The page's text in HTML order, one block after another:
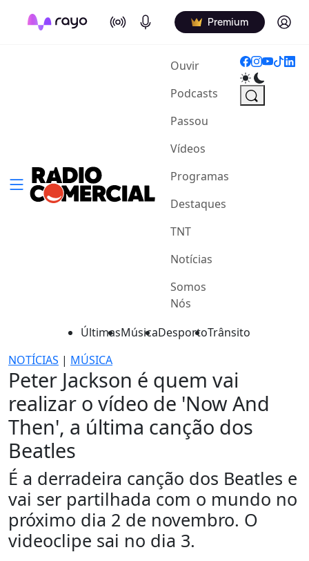
On Air Podcasts Premium Log in
Ouvir(current)
Podcasts
Passou
Vídeos
Programas
Destaques
TNT
Notícias
Somos
Nós
ÚltimasMúsicaDesportoTrânsito
NOTÍCIAS | MÚSICA
Peter Jackson é quem vai
realizar o vídeo de 'Now And
Then', a última canção dos
Beatles
É a derradeira canção dos Beatles e
vai ser partilhada com o mundo no
próximo dia 2 de novembro. O
videoclipe sai no dia 3.